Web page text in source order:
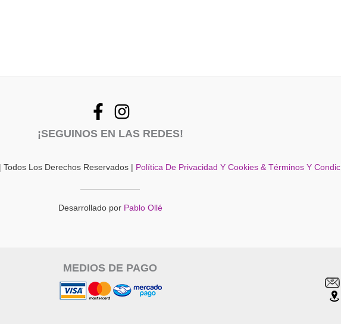
¡SEGUINOS EN LAS REDES!
| Todos Los Derechos Reservados | Política De Privacidad Y Cookies & Términos Y
Desarrollado por Pablo Ollé
MEDIOS DE PAGO